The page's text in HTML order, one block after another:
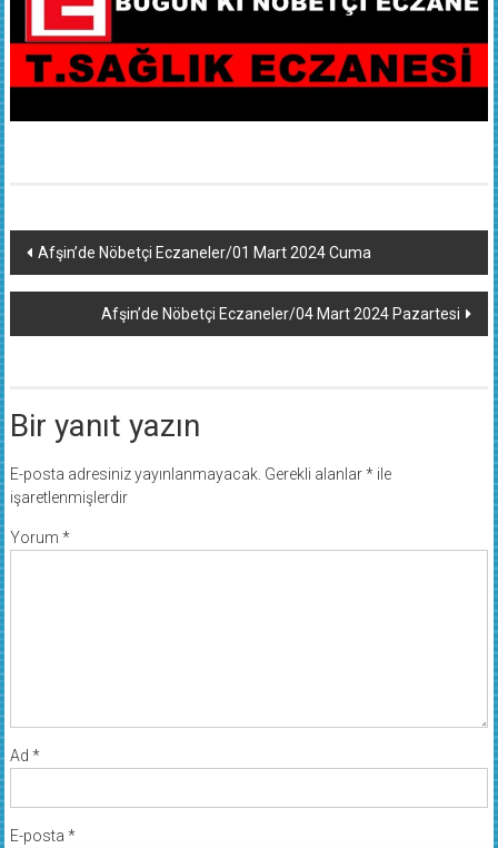
Yazı
dolaşımı
Afşin’de Nöbetçi Eczaneler/01 Mart 2024 Cuma
Afşin’de Nöbetçi Eczaneler/04 Mart 2024 Pazartesi
Bir yanıt yazın
E-posta adresiniz yayınlanmayacak. Gerekli alanlar*ile
işaretlenmişlerdir
Yorum *
Ad *
E-posta *